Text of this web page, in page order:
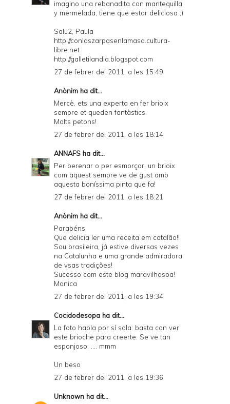
imagino una rebanadita con mantequilla
y mermelada, tiene que estar deliciosa ;)
Salu2, Paula
http://conlaszarpasenlamasa.cultura-
libre.net
http://galletilandia.blogspot.com
27 de febrer del 2011, a les 15:49
Anònim ha dit...
Mercè, ets una experta en fer brioix
sempre et queden fantàstics.
Molts petons!
27 de febrer del 2011, a les 18:14
ANNAFS ha dit...
Per berenar o per esmorçar, un brioix
com aquest sempre ve de gust amb
aquesta boníssima pinta que fa!
27 de febrer del 2011, a les 18:21
Anònim ha dit...
Parabéns,
Que delicia ler uma receita em catalão!!
Sou brasileira, já estive diversas vezes
na Catalunha e uma grande admiradora
de vsas tradições!
Sucesso com este blog maravilhosoa!
Monica
27 de febrer del 2011, a les 19:34
Cocidodesopa ha dit...
La foto habla por sí sola: basta con ver
este brioche para creerte. Se ve tan
esponjoso, .... mmm
Un beso
27 de febrer del 2011, a les 19:36
Unknown ha dit...